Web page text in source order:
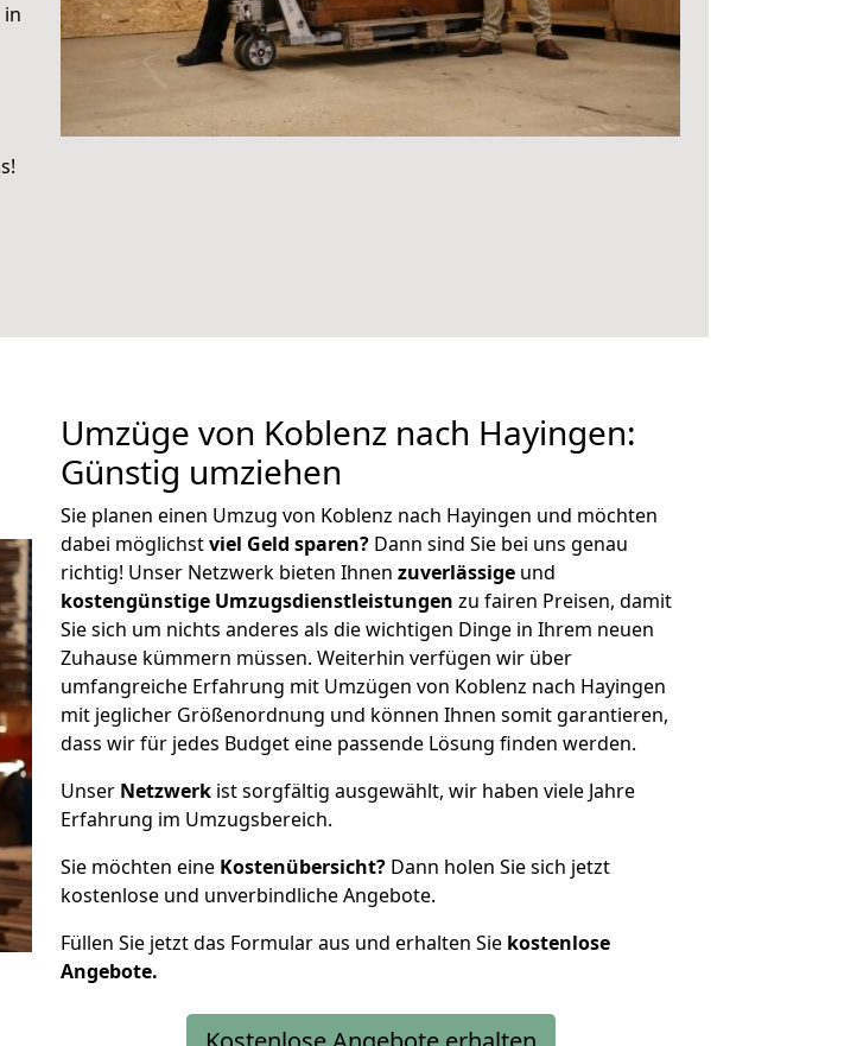
in
Umzüge von Koblenz nach Hayingen:
Günstig umziehen
Sie planen einen Umzug von Koblenz nach Hayingen und möchten
dabei möglichstviel Geld sparen? Dann sind Sie bei uns genau
richtig! Unser Netzwerk bieten Ihnen zuverlässige und
kostengünstige Umzugsdienstleistungen zu fairen Preisen, damit
Sie sich um nichts anderes als die wichtigen Dinge in Ihrem neuen
Zuhause kümmern müssen. Weiterhin verfügen wir über
umfangreiche Erfahrung mit Umzügen von Koblenz nach Hayingen
mit jeglicher Größenordnung und können Ihnen somit garantieren,
dass wir für jedes Budget eine passende Lösung finden werden.
Unser Netzwerk ist sorgfältig ausgewählt, wir haben viele Jahre
Erfahrung im Umzugsbereich.
Sie möchten eine Kostenübersicht? Dann holen Sie sich jetzt
kostenlose und unverbindliche Angebote.
Füllen Sie jetzt das Formular aus und erhalten Sie kostenlose
Angebote.